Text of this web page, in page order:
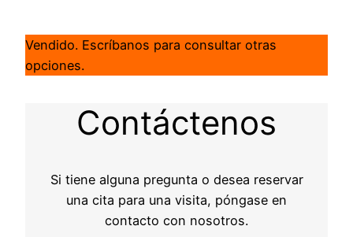
Vendido. Escríbanos para consultar otras
opciones.
Contáctenos
Si tiene alguna pregunta o desea reservar
una cita para una visita, póngase en
contacto con nosotros.